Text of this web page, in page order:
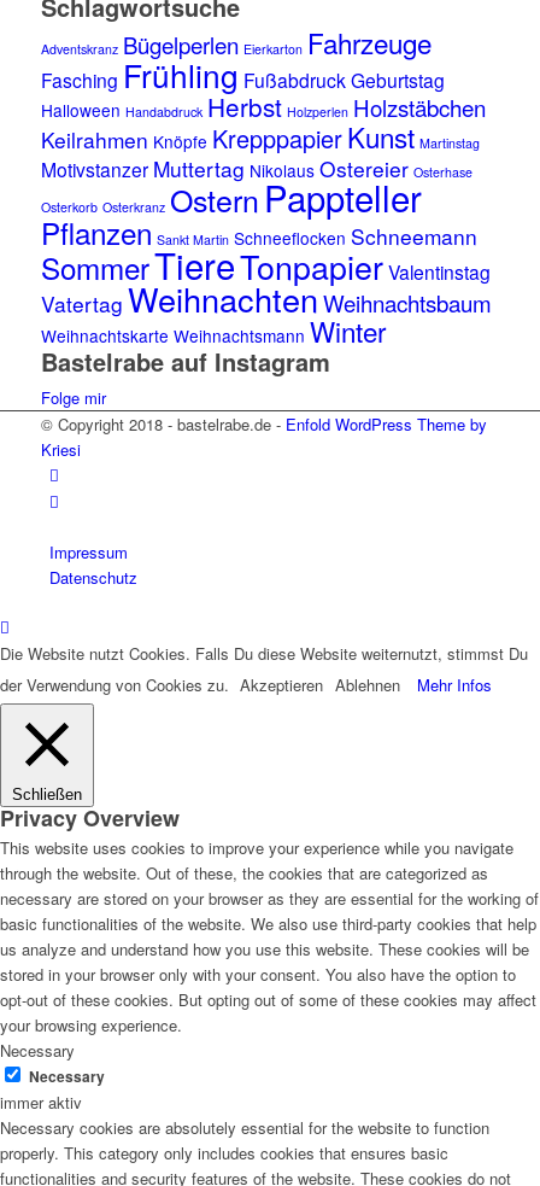
Adventskranz Bügelperlen Eierkarton Fahrzeuge
Fasching Frühling Fußabdruck Geburtstag
Halloween Handabdruck Herbst Holzperlen Holzstäbchen
Keilrahmen Knöpfe KrepppapierKunst Martinstag
Motivstanzer Muttertag Nikolaus Ostereier Osterhase
Osterkorb Osterkranz OsternPappteller
Pflanzen Sankt Martin Schneeflocken Schneemann
SommerTiereTonpapier Valentinstag
Vatertag WeihnachtenWeihnachtsbaum
Weihnachtskarte Weihnachtsmann Winter
Bastelrabe auf Instagram
Folge mir
© Copyright 2018 - bastelrabe.de - Enfold WordPress Theme by
Kriesi
Impressum
Datenschutz
Die Website nutzt Cookies. Falls Du diese Website weiternutzt, stimmst Du
der Verwendung von Cookies zu. Akzeptieren Ablehnen Mehr Infos
Schließen
Privacy Overview
This website uses cookies to improve your experience while you navigate
through the website. Out of these, the cookies that are categorized as
necessary are stored on your browser as they are essential for the working of
basic functionalities of the website. We also use third-party cookies that help
us analyze and understand how you use this website. These cookies will be
stored in your browser only with your consent. You also have the option to
opt-out of these cookies. But opting out of some of these cookies may affect
your browsing experience.
Necessary
Necessary
immer aktiv
Necessary cookies are absolutely essential for the website to function
properly. This category only includes cookies that ensures basic
functionalities and security features of the website. These cookies do not